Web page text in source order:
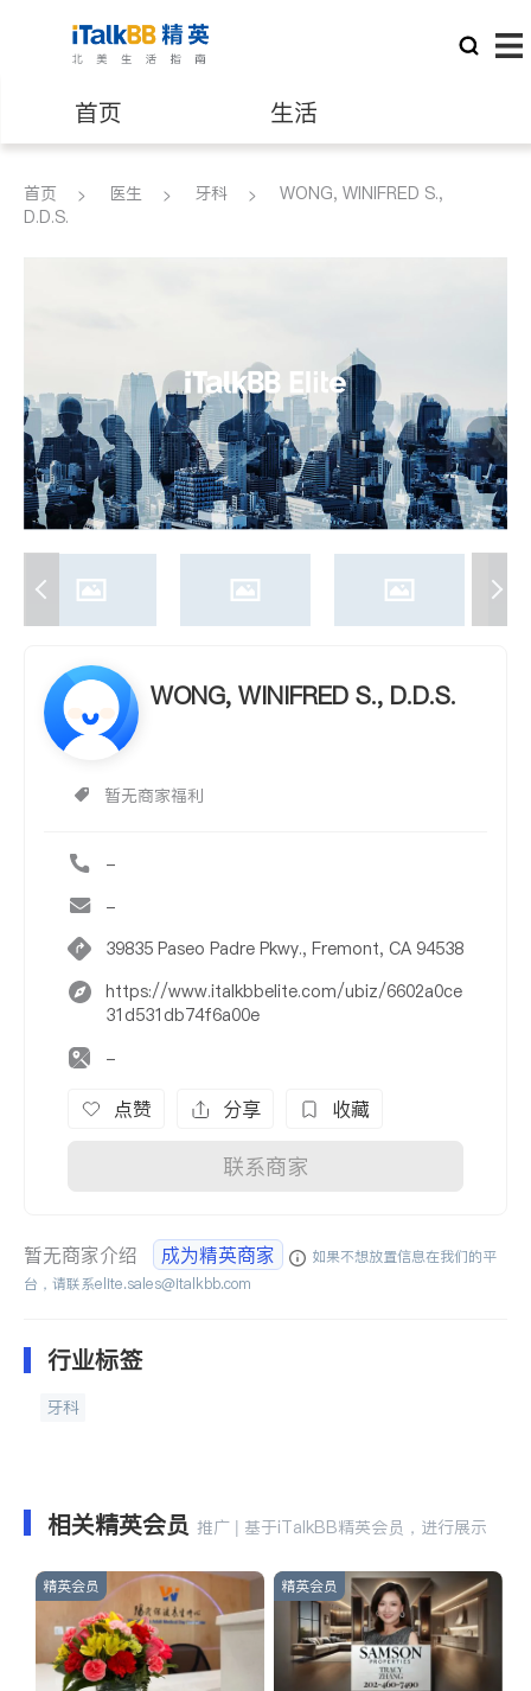
首页 生活
医生 律师
养老 非盈利组织
首页 医生 牙科
WONG, WINIFRED S.,
D.D.S.
WONG, WINIFRED S., D.D.S.
暂无商家福利
-
-
39835 Paseo Padre Pkwy., Fremont, CA 94538
https://www.italkbbelite.com/ubiz/6602a0ce
31d531db74f6a00e
-
点赞 分享 收藏
联系商家
暂无商家介绍 成为精英商家
如果不想放置信息在我们的平
台，请联系elite.sales@italkbb.com
行业标签
牙科
相关精英会员 推广 | 基于iTalkBB精英会员，进行展示
精英会员 精英会员